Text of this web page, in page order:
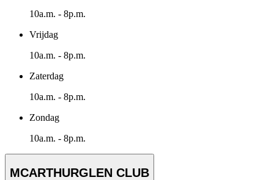
10a.m. - 8p.m.
Vrijdag
10a.m. - 8p.m.
Zaterdag
10a.m. - 8p.m.
Zondag
10a.m. - 8p.m.
MCARTHURGLEN CLUB